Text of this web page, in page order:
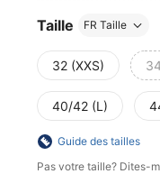
Taille FR Taille
32 (XXS)
40/42 (L)
Guide des tailles
Pas votre taille? Dites-